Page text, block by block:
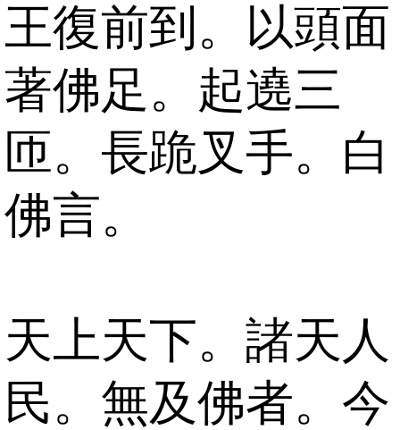
王復前到。以頭面
著佛足。起遶三
匝。長跪叉手。白
佛言。
天上天下。諸天人
民。無及佛者。今